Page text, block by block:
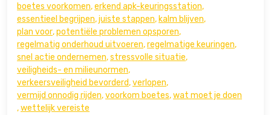
boetes voorkomen,erkend apk-keuringsstation,
essentieel begrijpen,juiste stappen, kalm blijven,
plan voor,potentiële problemen opsporen,
regelmatig onderhoud uitvoeren,regelmatige keuringen,
snel actie ondernemen,stressvolle situatie,
veiligheids- en milieunormen,
verkeersveiligheid bevorderd,verlopen,
vermijd onnodig rijden,voorkom boetes,wat moet je doen
,wettelijk vereiste